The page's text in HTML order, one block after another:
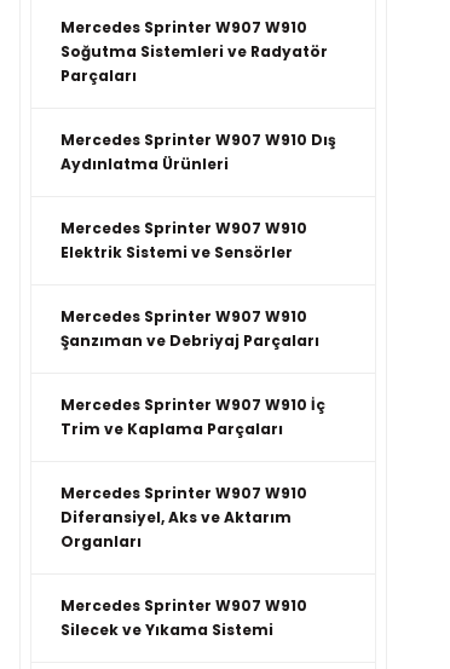
Mercedes Sprinter W907 W910
Soğutma Sistemleri ve Radyatör
Parçaları
Mercedes Sprinter W907 W910 Dış
Aydınlatma Ürünleri
Mercedes Sprinter W907 W910
Elektrik Sistemi ve Sensörler
Mercedes Sprinter W907 W910
Şanzıman ve Debriyaj Parçaları
Mercedes Sprinter W907 W910 İç
Trim ve Kaplama Parçaları
Mercedes Sprinter W907 W910
Diferansiyel, Aks ve Aktarım
Organları
Mercedes Sprinter W907 W910
Silecek ve Yıkama Sistemi